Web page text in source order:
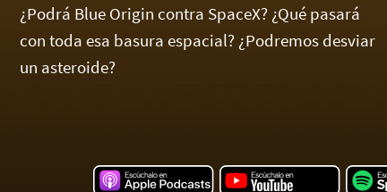
¿Podrá Blue Origin contra SpaceX? ¿Qué pasará
con toda esa basura espacial? ¿Podremos desviar
un asteroide?